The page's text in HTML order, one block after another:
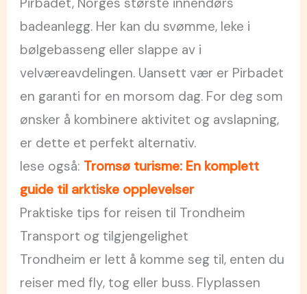
badeanlegg. Her kan du svømme, leke i
bølgebasseng eller slappe av i
velværeavdelingen. Uansett vær er Pirbadet
en garanti for en morsom dag. For deg som
ønsker å kombinere aktivitet og avslapning,
er dette et perfekt alternativ.
lese også: Tromsø turisme: En komplett
guide til arktiske opplevelser
Praktiske tips for reisen til Trondheim
Transport og tilgjengelighet
Trondheim er lett å komme seg til, enten du
reiser med fly, tog eller buss. Flyplassen